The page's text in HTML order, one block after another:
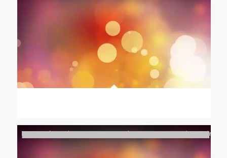
alcanzar tus
metas y empezar
Descárgate
ahora este
manual
totalmente gratis
página, te enviaré las
instrucciones para que
puedas descargar este
Nombre